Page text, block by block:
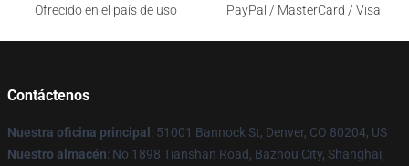
Ofrecido en el país de uso
PayPal / MasterCard / Visa
Contáctenos
Nuestra oficina principal : 51001 Bannock St, Denver, CO 80204, US
Nuestro almacén: No 1898 Tianshan Road, Bazhou City, Shanghai,